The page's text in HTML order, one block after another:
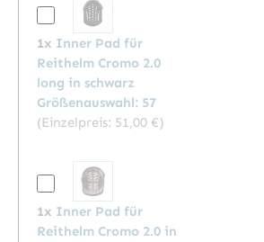
1x Inner Pad für
Reithelm Cromo 2.0
long in schwarz
Größenauswahl: 57
(Einzelpreis: 51,00 €)
1x Inner Pad für
Reithelm Cromo 2.0 in